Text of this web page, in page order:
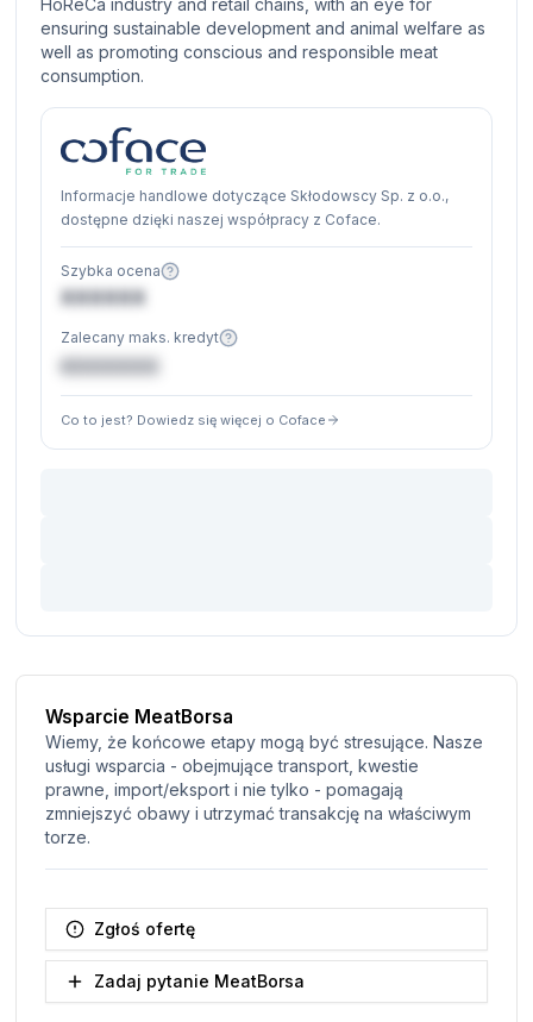
ensuring sustainable development and animal welfare as
well as promoting conscious and responsible meat
consumption.
Informacje handlowe dotyczące Skłodowscy Sp. z o.o.,
dostępne dzięki naszej współpracy z Coface.
Szybka ocena
XXXXXX
Zalecany maks. kredyt
€XXXXXX
Co to jest? Dowiedz się więcej o Coface
Wsparcie MeatBorsa
Wiemy, że końcowe etapy mogą być stresujące. Nasze
usługi wsparcia - obejmujące transport, kwestie
prawne, import/eksport i nie tylko - pomagają
zmniejszyć obawy i utrzymać transakcję na właściwym
torze.
Zgłoś ofertę
Zadaj pytanie MeatBorsa